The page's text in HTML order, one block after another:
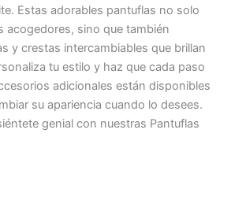
$45.000
Estas adorables pantuflas no solo
acogedores, sino que también
y crestas intercambiables que brillan
tu estilo y haz que cada paso
adicionales están disponibles
su apariencia cuando lo desees.
genial con nuestras Pantuflas